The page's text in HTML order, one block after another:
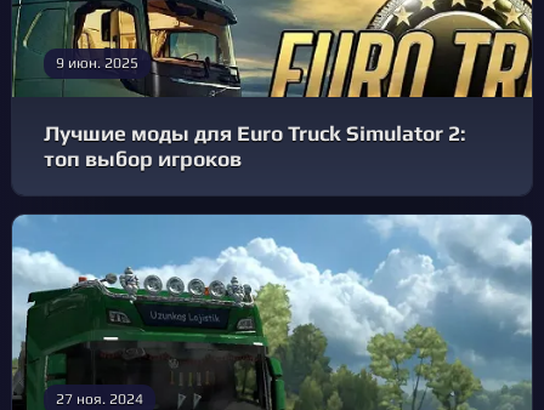
9 июн. 2025
Лучшие моды для Euro Truck Simulator 2:
топ выбор игроков
27 ноя. 2024